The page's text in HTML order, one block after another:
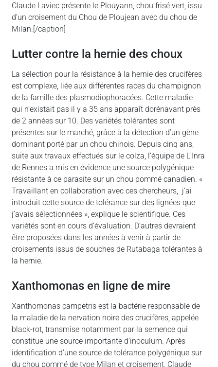
Claude Laviec présente le Plouyann, chou frisé vert, issu
d’un croisement du Chou de Ploujean avec du chou de
Milan.[/caption]
Lutter contre la hernie des choux
La sélection pour la résistance à la hernie des crucifères
est complexe, liée aux différentes races du champignon
de la famille des plasmodiophoracées. Cette maladie
qui n’existait pas il y a 35 ans apparaît dorénavant près
de 2 années sur 10. Des variétés tolérantes sont
présentes sur le marché, grâce à la détection d’un gène
dominant porté par un chou chinois. Depuis cinq ans,
suite aux travaux effectués sur le colza, l’équipe de L’Inra
de Rennes a mis en évidence une source polygénique
résistante à ce parasite sur un chou pommé canadien. «
Travaillant en collaboration avec ces chercheurs, j’ai
introduit cette source de tolérance sur des lignées que
j’avais sélectionnées », explique le scientifique. Ces
variétés sont en cours d’évaluation. D’autres devraient
être proposées dans les années à venir à partir de
croisements issus de souches de Rutabaga tolérantes à
la hernie.
Xanthomonas en ligne de mire
Xanthomonas campetris est la bactérie responsable de
la maladie de la nervation noire des crucifères, appelée
black-rot, transmise notamment par la semence qui
constitue une source importante d’inoculum. Après
identification d’une source de tolérance polygénique sur
du chou pommé de type Milan et croisement, Claude